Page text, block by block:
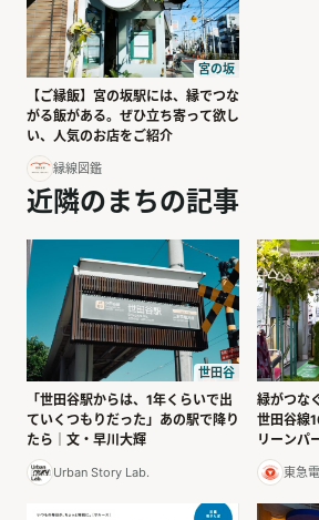
宮の坂
【ご縁飯】宮の坂駅には、縁でつな
がる飯がある。ぜひ立ち寄って欲し
い、人気のお店をご紹介
縁線図鑑
近隣のまちの記事
世田谷
「世田谷駅からは、1年くらいで出
ていくつもりだった」あの駅で降り
たら｜文・早川大輝
Urban Story Lab.
緑がつな
世田谷線
リーンパ
東急